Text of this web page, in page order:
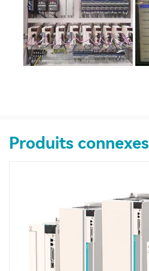
Produits connexes